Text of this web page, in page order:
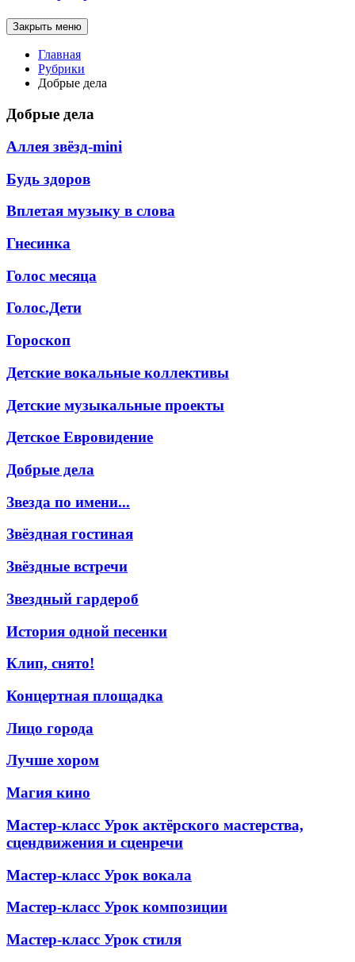
Закрыть меню
Главная
Рубрики
Добрые дела
Добрые дела
Аллея звёзд-mini
Будь здоров
Вплетая музыку в слова
Гнесинка
Голос месяца
Голос.Дети
Гороскоп
Детские вокальные коллективы
Детские музыкальные проекты
Детское Евровидение
Добрые дела
Звезда по имени...
Звёздная гостиная
Звёздные встречи
Звездный гардероб
История одной песенки
Клип, снято!
Концертная площадка
Лицо города
Лучше хором
Магия кино
Мастер-класс Урок актёрского мастерства,
сцендвижения и сценречи
Мастер-класс Урок вокала
Мастер-класс Урок композиции
Мастер-класс Урок стиля